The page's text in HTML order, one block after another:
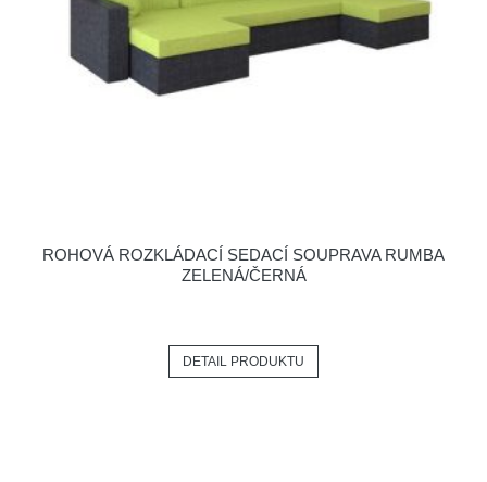
ROHOVÁ ROZKLÁDACÍ SEDACÍ SOUPRAVA RUMBA
ZELENÁ/ČERNÁ
DETAIL PRODUKTU